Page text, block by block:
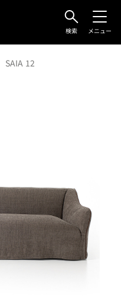
検索 メニュー
SAIA 12